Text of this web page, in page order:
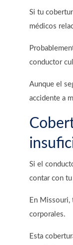
Si tu
médicos
conductor
Aunque el
accidente a
Si el
contar con
En Missouri,
corporales.
Esta